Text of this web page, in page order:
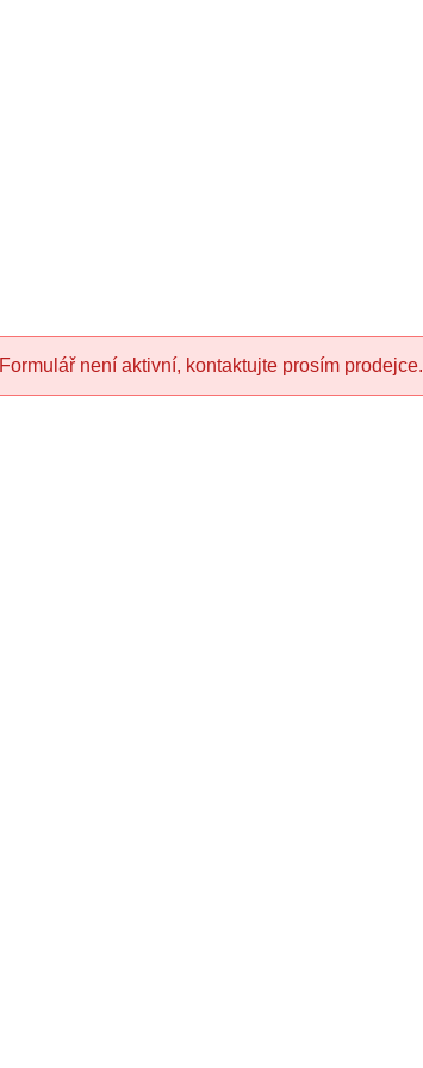
Formulář není aktivní, kontaktujte prosím prodejce.